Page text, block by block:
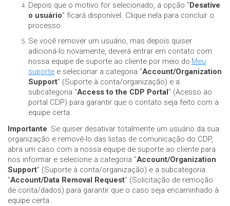
Depois que o motivo for selecionado, a opção " Desative
o usuário" ficará disponível. Clique nela para concluir o
processo.
Se você remover um usuário, mas depois quiser
adicioná-lo novamente, deverá entrar em contato com
nossa equipe de suporte ao cliente por meio do Meu
suporte e selecionar a categoria "Account/Organization
Support" (Suporte à conta/organização) e a
subcategoria "Access to the CDP Portal " (Acesso ao
portal CDP) para garantir que o contato seja feito com a
equipe certa.
Importante: Se quiser desativar totalmente um usuário da sua
organização e removê-lo das listas de comunicação do CDP,
abra um caso com a nossa equipe de suporte ao cliente para
nos informar e selecione a categoria "Account/Organization
Support" (Suporte à conta/organização) e a subcategoria
"Account/Data Removal Request" (Solicitação de remoção
de conta/dados) para garantir que o caso seja encaminhado à
equipe certa.